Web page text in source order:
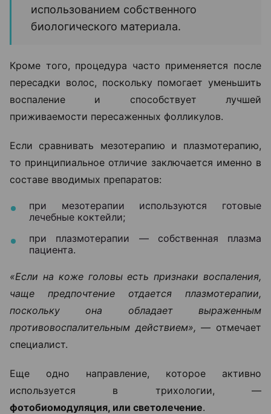
использованием собственного
биологического материала.
Кроме того, процедура часто применяется после
пересадки волос, поскольку помогает уменьшить
воспаление и способствует лучшей
приживаемости пересаженных фолликулов.
Если сравнивать мезотерапию и плазмотерапию,
то принципиальное отличие заключается именно в
составе вводимых препаратов:
при мезотерапии используются готовые
лечебные коктейли;
при плазмотерапии — собственная плазма
пациента.
«Если на коже головы есть признаки воспаления,
чаще предпочтение отдается плазмотерапии,
поскольку она обладает выраженным
противовоспалительным действием», — отмечает
специалист.
Еще одно направление, которое активно
используется в трихологии, —
фотобиомодуляция, или светолечение.